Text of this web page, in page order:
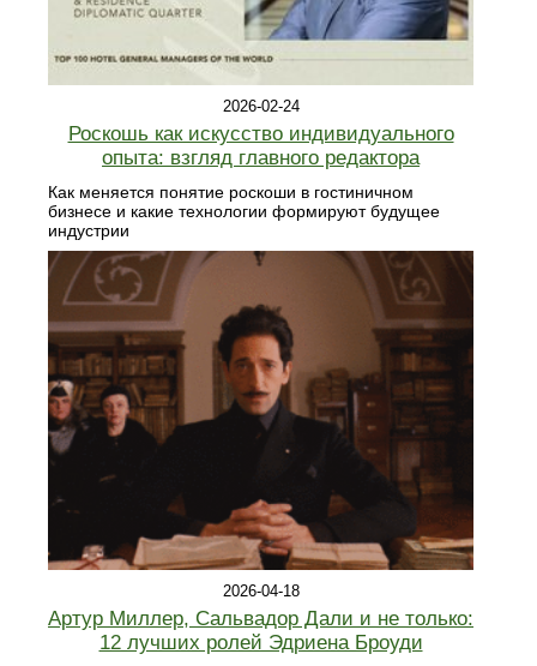
2026-02-24
Роскошь как искусство индивидуального
опыта: взгляд главного редактора
Как меняется понятие роскоши в гостиничном
бизнесе и какие технологии формируют будущее
индустрии
2026-04-18
Артур Миллер, Сальвадор Дали и не только:
12 лучших ролей Эдриена Броуди